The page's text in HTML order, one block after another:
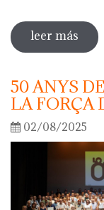
leer más
50 ANYS
LA FORÇA
02/08/2025